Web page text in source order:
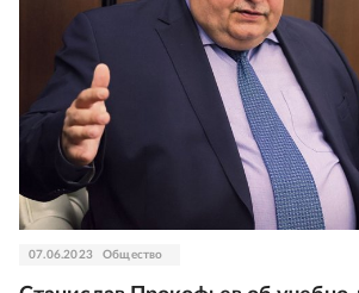
07.06.2023 Общество